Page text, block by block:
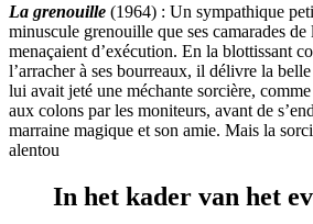
La grenouille (1964) : Un sympathique
minuscule grenouille que ses camarades
menaçaient d’exécution. En la blottissant
l’arracher à ses bourreaux, il délivre la
lui avait jeté une méchante sorcière,
aux colons par les moniteurs, avant de
marraine magique et son amie. Mais la
alentou
In het kader van het